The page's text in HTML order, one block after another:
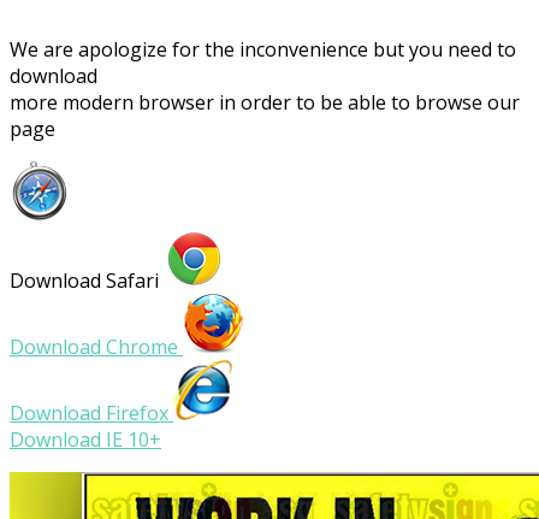
We are apologize for the inconvenience but you need to
download
more modern browser in order to be able to browse our
page
Download Safari
Download Chrome
Download Firefox
Download IE 10+